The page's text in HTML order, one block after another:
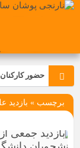
حضور
تجدید بیعت
برچسب » بازدید